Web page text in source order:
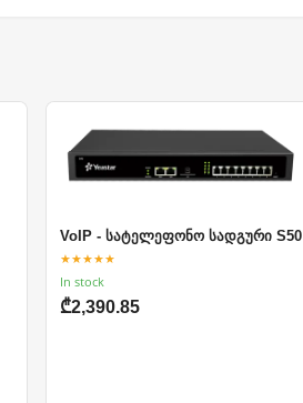
VoIP - სატელეფონო სადგური S50
★★★★★
In stock
₾2,390.85